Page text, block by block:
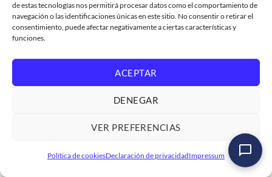
de estas tecnologías nos permitirá procesar datos como el comportamiento de
navegación o las identificaciones únicas en este sitio. No consentir o retirar el
consentimiento, puede afectar negativamente a ciertas características y
funciones.
ACEPTAR
DENEGAR
VER PREFERENCIAS
Política de cookiesDeclaración de privacidadImpressum
SAPIntegrationSuite(1)
SAPJoule(1)
Sentencias OPEN SQL dinámicas(4)
Curso SAP ABAP Programación Orientada a Objetos
(POO)